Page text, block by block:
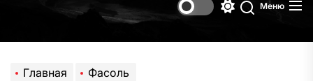
Поиск
Меню
Главная Фасоль